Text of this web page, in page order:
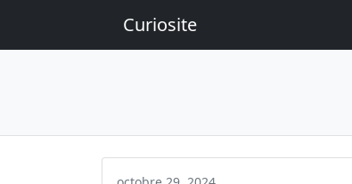
Curiosite